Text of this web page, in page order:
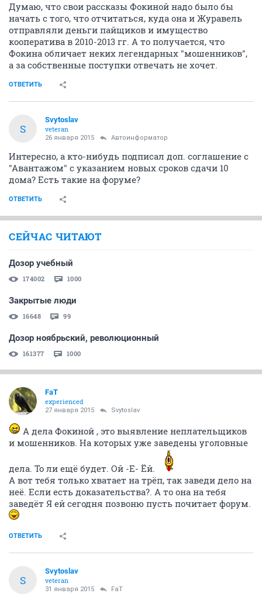
Думаю, что свои рассказы Фокиной надо было бы
начать с того, что отчитаться, куда она и Журавель
отправляли деньги пайщиков и имущество
кооператива в 2010-2013 гг. А то получается, что
Фокина обличает неких легендарных "мошенников",
а за собственные поступки отвечать не хочет.
ОТВЕТИТЬ
S
Svytoslav
veteran
26 января 2015 Автоинформатор
Интересно, а кто-нибудь подписал доп. соглашение с
"Авантажом" с указанием новых сроков сдачи 10
дома? Есть такие на форуме?
ОТВЕТИТЬ
СЕЙЧАС ЧИТАЮТ
Дозор учебный
174002 1000
Закрытые люди
16648 99
Дозор ноябрьский, революционный
161377 1000
FaT
experienced
27 января 2015 Svytoslav
А дела Фокиной , это выявление неплательщиков
и мошенников. На которых уже заведены уголовные
дела. То ли ещё будет. Ой -Е- Ёй.
А вот тебя только хватает на трёп, так заведи дело на
неё. Если есть доказательства?. А то она на тебя
заведёт Я ей сегодня позвоню пусть почитает форум.
ОТВЕТИТЬ
S
Svytoslav
veteran
31 января 2015 FaT